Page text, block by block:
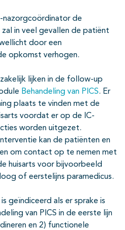
nazorgcoördinator de
zal in veel gevallen de patiënt
door een
opkomst verhogen.
lijken in de follow-up
Behandeling van PICS. Er
plaats te vinden met de
voordat er op de IC-
worden uitgezet.
kan de patiënten en
om contact op te nemen met
huisarts voor bijvoorbeeld
of eerstelijns paramedicus.
geïndiceerd als er sprake is
van PICS in de eerste lijn
en 2) functionele